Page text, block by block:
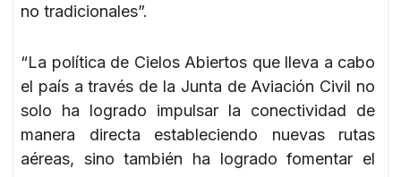
no tradicionales”.
“La política de Cielos Abiertos que lleva a cabo
el país a través de la Junta de Aviación Civil no
solo ha logrado impulsar la conectividad de
manera directa estableciendo nuevas rutas
aéreas, sino también ha logrado fomentar el